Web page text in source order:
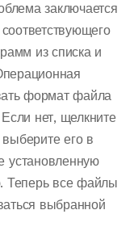
заключается
из списка и
формат файла
нет, щелкните
его в
установленную
Теперь все файлы
выбранной